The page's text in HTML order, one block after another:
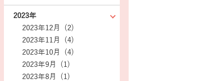
2023年
2023年12月 (2)
2023年11月 (4)
2023年10月 (4)
2023年9月 (1)
2023年8月 (1)